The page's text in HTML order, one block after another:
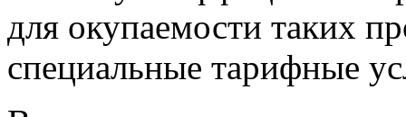
для окупаемости таких
специальные тарифные